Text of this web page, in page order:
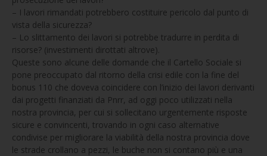
– I lavori rimandati potrebbero costituire pericolo dal punto di
vista della sicurezza?
– Lo slittamento dei lavori si potrebbe tradurre in perdita di
risorse? (investimenti dirottati altrove).
Queste sono alcune delle domande che il Cartello Sociale si
pone preoccupato dal ritorno della crisi edile con la fine del
bonus 110 che doveva coincidere con l’inizio dei lavori derivanti
dai progetti finanziati da Pnrr, ad oggi poco utilizzati nella
nostra provincia, per cui si sollecitano urgentemente risposte
sicure e convincenti, trovando in ogni caso alternative
condivise per migliorare la viabilità della nostra provincia dove
le strade crollano a pezzi, le buche non si contano più e una